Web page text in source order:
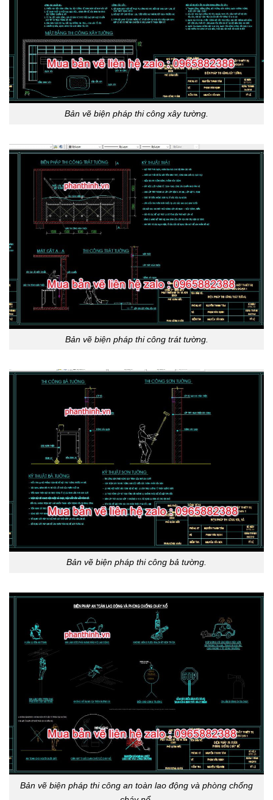
Bản vẽ biện pháp thi công xây tường.
Bản vẽ biện pháp thi công trát tường.
Bản vẽ biện pháp thi công bả tường.
Bản vẽ biện pháp thi công an toàn lao động và phòng chống